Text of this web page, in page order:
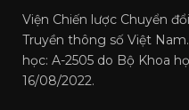
Viện Chiến lược Chuyển
Truyền thông số Việt
học: A-2505 do Bộ Khoa
16/08/2022.